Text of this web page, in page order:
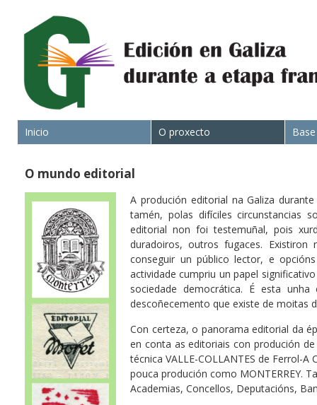
Inicio O proxecto
O mundo editorial
A produción editorial na Galiza
tamén, polas difíciles circunstancias
editorial non foi testemuñal, pois
duradoiros, outros fugaces.
conseguir un público lector, e
actividade cumpriu un papel
sociedade democrática. É esta
descoñecemento que existe de moitas
Con certeza, o panorama editorial da
en conta as editoriais con produción
técnica VALLE-COLLANTES de Ferrol-
pouca produción como MONTERREY.
Academias, Concellos, Deputacións,